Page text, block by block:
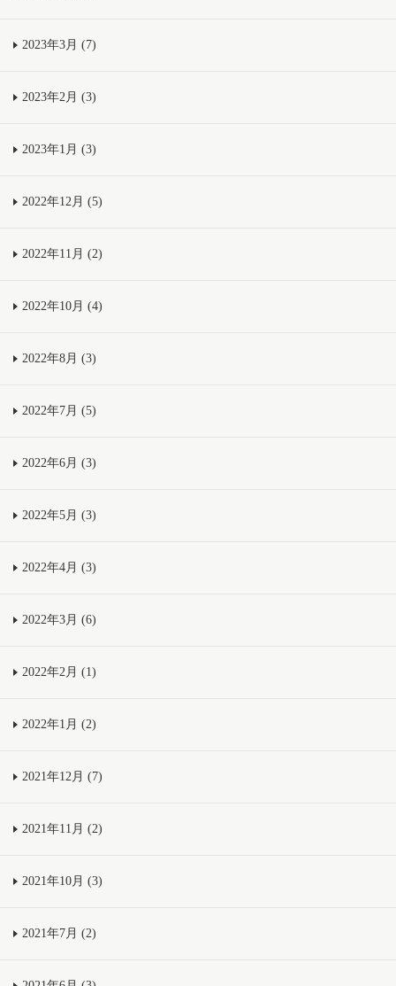
2023年3月 (7)
2023年2月 (3)
2023年1月 (3)
2022年12月 (5)
2022年11月 (2)
2022年10月 (4)
2022年8月 (3)
2022年7月 (5)
2022年6月 (3)
2022年5月 (3)
2022年4月 (3)
2022年3月 (6)
2022年2月 (1)
2022年1月 (2)
2021年12月 (7)
2021年11月 (2)
2021年10月 (3)
2021年7月 (2)